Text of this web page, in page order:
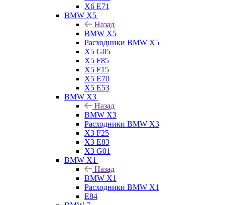
X6 E71
BMW X5
Назад
BMW X5
Расходники BMW X5
X5 G05
X5 F85
X5 F15
X5 E70
X5 E53
BMW X3
Назад
BMW X3
Расходники BMW X3
X3 F25
X3 E83
X3 G01
BMW X1
Назад
BMW X1
Расходники BMW X1
E84